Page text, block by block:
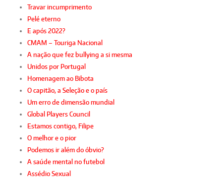
Travar incumprimento
Pelé eterno
E após 2022?
CMAM – Touriga Nacional
A nação que fez bullying a si mesma
Unidos por Portugal
Homenagem ao Bibota
O capitão, a Seleção e o país
Um erro de dimensão mundial
Global Players Council
Estamos contigo, Filipe
O melhor e o pior
Podemos ir além do óbvio?
A saúde mental no futebol
Assédio Sexual